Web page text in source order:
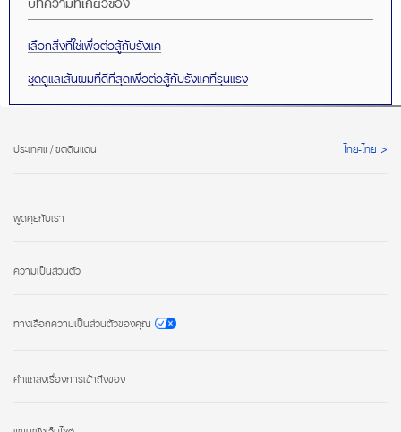
เลือกสิ่งที่ใช่เพื่อต่อสู้กับรังแค
ชุดดูแลเส้นผมที่ดีที่สุดเพื่อต่อสู้กับรังแคที่รุนแรง
ประเทศแ / ขตดินแดน ไทย-ไทย
พูดคุยกับเรา
ความเป็นส่วนตัว
ทางเลือกความเป็นส่วนตัวของคุณ
คำแถลงเรื่องการเข้าถึงของ